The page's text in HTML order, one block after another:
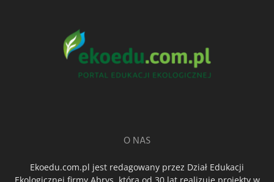
O NAS
Ekoedu.com.pl jest redagowany przez Dział Edukacji